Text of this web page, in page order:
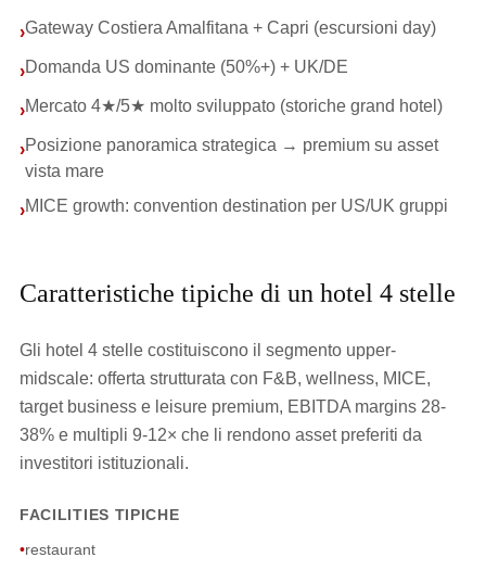
›Gateway Costiera Amalfitana + Capri (escursioni day)
›Domanda US dominante (50%+) + UK/DE
›Mercato 4★/5★ molto sviluppato (storiche grand hotel)
›Posizione panoramica strategica → premium su asset
vista mare
›MICE growth: convention destination per US/UK gruppi
Caratteristiche tipiche di un hotel 4 stelle
Gli hotel 4 stelle costituiscono il segmento upper-
midscale: offerta strutturata con F&B, wellness, MICE,
target business e leisure premium, EBITDA margins 28-
38% e multipli 9-12× che li rendono asset preferiti da
investitori istituzionali.
FACILITIES TIPICHE
•restaurant